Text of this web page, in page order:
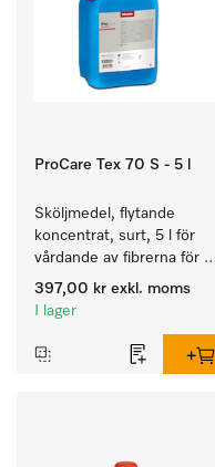
ProCare Tex 70 S - 5 l
Sköljmedel, flytande
koncentrat, surt, 5 l för
vårdande av fibrerna för
en långvarig smidighet
hos textilierna.
397,00 kr exkl. moms
I lager